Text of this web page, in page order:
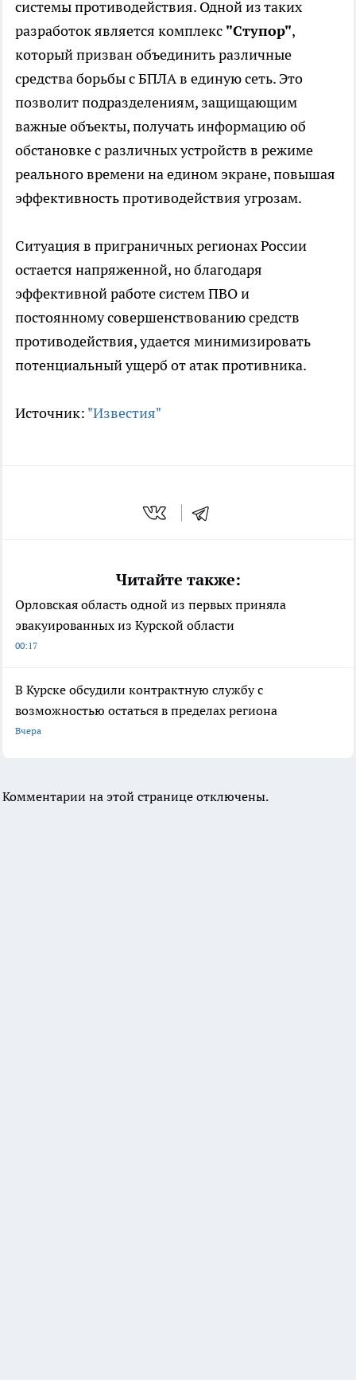
системы противодействия. Одной из таких
разработок является комплекс "Ступор",
который призван объединить различные
средства борьбы с БПЛА в единую сеть. Это
позволит подразделениям, защищающим
важные объекты, получать информацию об
обстановке с различных устройств в режиме
реального времени на едином экране, повышая
эффективность противодействия угрозам.
Ситуация в приграничных регионах России
остается напряженной, но благодаря
эффективной работе систем ПВО и
постоянному совершенствованию средств
противодействия, удается минимизировать
потенциальный ущерб от атак противника.
Источник: "Известия"
Читайте также:
Орловская область одной из первых приняла
эвакуированных из Курской области
00:17
В Курске обсудили контрактную службу с
возможностью остаться в пределах региона
Вчера
Комментарии на этой странице отключены.